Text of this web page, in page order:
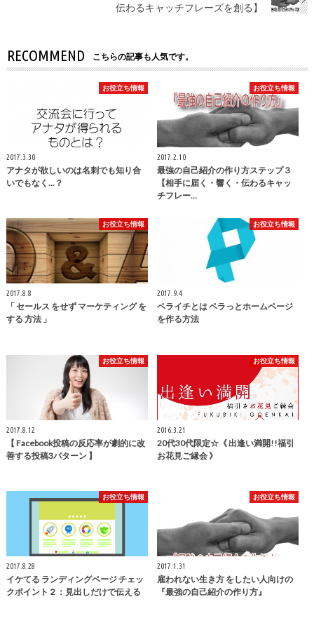
伝わるキャッチフレーズを創る】
RECOMMEND こちらの記事も人気です。
お役立ち情報
2017.3.30
アナタが欲しいのは名刺でも知り合
いでもなく...？
お役立ち情報
2017.2.10
最強の自己紹介の作り方ステップ３
【相手に届く・響く・伝わるキャッ
チフレー…
お役立ち情報
2017.8.8
「 セールス をせず マーケティング を
する 方法 」
お役立ち情報
2017.9.4
ペライチとは ペラっとホームページ
を作る方法
お役立ち情報
2017.8.12
【 Facebook投稿の反応率が劇的に改
善する投稿3パターン 】
お役立ち情報
2016.3.21
20代30代限定☆《 出逢い満開!!福引
お花見ご縁会 》
お役立ち情報
2017.8.28
イケてる ランディングページ チェッ
クポイント２：見出しだけで伝える
お役立ち情報
2017.1.31
雇われない生き方 をしたい人向けの
『最強の自己紹介の作り方』